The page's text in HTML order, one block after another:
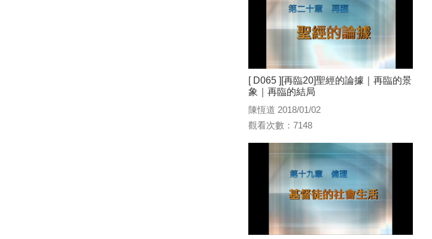
[ D065 ][再臨20]聖經的論據｜再臨的景
象｜再臨的結局
陳恆道 2018/01/02
觀看次數：7148